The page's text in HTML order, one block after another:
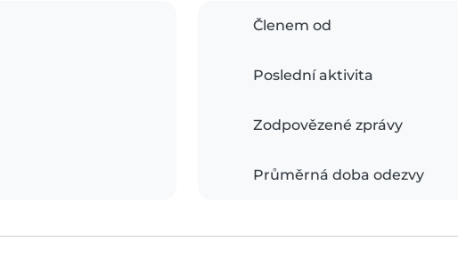
Členem od
Poslední aktivita
Zodpovězené zprávy
Průměrná doba odezvy